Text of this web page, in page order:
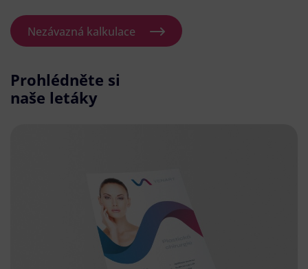
Nezávazná kalkulace
Prohlédněte si
naše letáky